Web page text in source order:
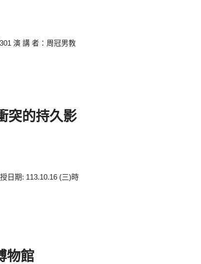
演 講 者：周冠男教
突的持久影
日期: 113.10.16 (三)時
物館